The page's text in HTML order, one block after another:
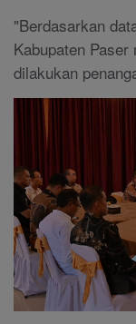
"Berdasarkan
Kabupaten
dilakukan